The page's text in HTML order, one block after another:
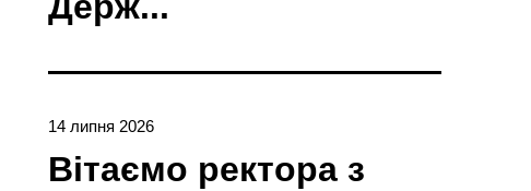
14 липня 2026
Вітаємо ректора з